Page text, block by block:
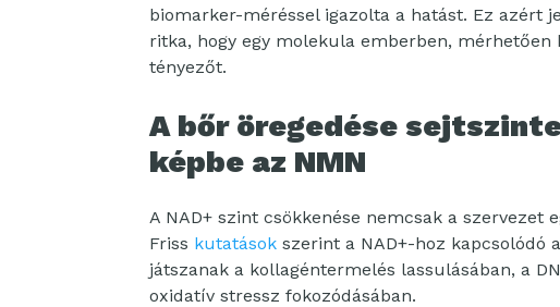
biomarker-méréssel igazolta a hatást. Ez azért
ritka, hogy egy molekula emberben,
tényezőt.
A bőr öregedése
képbe az NMN
A NAD+ szint csökkenése nemcsak a szervezet
Friss kutatások szerint a NAD+-hoz kapcsolódó
játszanak a kollagéntermelés lassulásában, a
oxidatív stressz fokozódásában.